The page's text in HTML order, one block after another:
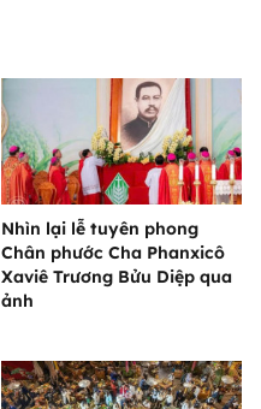
Nhìn lại lễ tuyên phong
Chân phước Cha Phanxicô
Xaviê Trương Bửu Diệp qua
ảnh